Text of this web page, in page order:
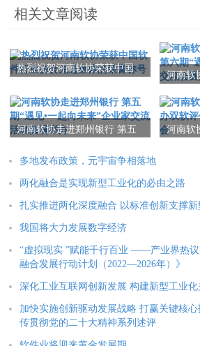
相关文章阅读
热烈祝贺河南软协荣获中国
誉称号
河南软
来”企
河南软协走进郑州银行 第五
交流活动圆满举办
河南软
多地发布政策，元宇宙争相落地
两化融合是实现新型工业化的必由之路
扎实推进两化深度融合 以标准创新支撑
我国将大力发展数字经济
“虚拟现实 ”赋能千行百业 ——产业界热
融合发展行动计划（2022—2026年）》
深化工业互联网创新发展 构建新型工业
加快实施创新驱动发展战略 打赢关键核
传贯彻党的二十大精神系列述评